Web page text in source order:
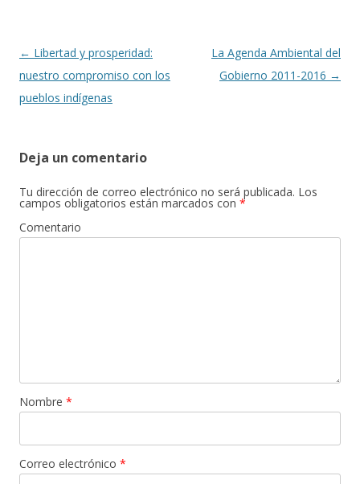
k r
Navegación
de
entradas
← Libertad y prosperidad:
nuestro compromiso con los
pueblos indígenas
La Agenda Ambiental del
Gobierno 2011-2016 →
Deja un comentario
Tu dirección de correo electrónico no será publicada. Los
campos obligatorios están marcados con *
Comentario
Nombre *
Correo electrónico *